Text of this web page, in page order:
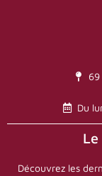
Du
Découvrez les